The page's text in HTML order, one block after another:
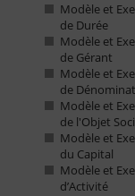
Modèle et
de Durée
Modèle et
de Gérant
Modèle et
de
Modèle et
de l'Objet
Modèle et
du Capital
Modèle et
d’Activité